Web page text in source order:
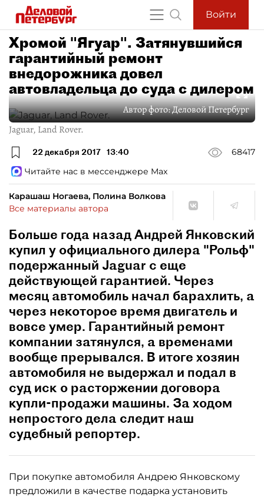
Войти
Хромой "Ягуар". Затянувшийся
гарантийный ремонт
внедорожника довел
автовладельца до суда с дилером
Автор фото:Деловой Петербург
Jaguar, Land Rover.
22 декабря 2017 13:40
68417
Читайте нас в мессенджере Max
Карашаш Ногаева, Полина Волкова
Все материалы автора
Больше года назад Андрей Янковский
купил у официального дилера "Рольф"
подержанный Jaguar с еще
действующей гарантией. Через
месяц автомобиль начал барахлить, а
через некоторое время двигатель и
вовсе умер. Гарантийный ремонт
компании затянулся, а временами
вообще прерывался. В итоге хозяин
автомобиля не выдержал и подал в
суд иск о расторжении договора
купли-продажи машины. За ходом
непростого дела следит наш
судебный репортер.
При покупке автомобиля Андрею Янковскому
предложили в качестве подарка установить